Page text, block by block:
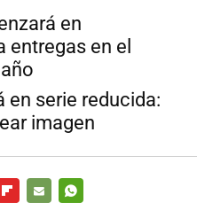
en
entregas en el
en serie reducida:
imagen